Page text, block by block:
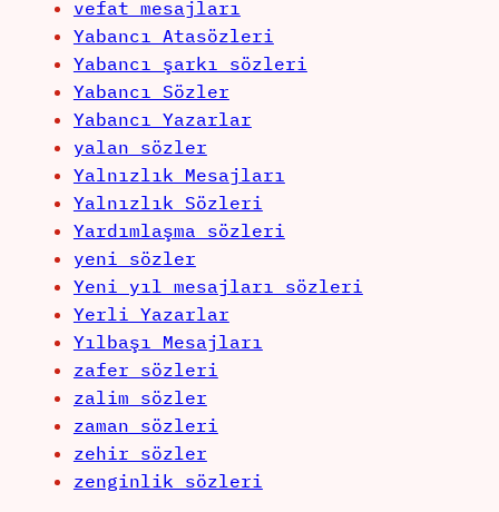
vefat mesajları
Yabancı Atasözleri
Yabancı şarkı sözleri
Yabancı Sözler
Yabancı Yazarlar
yalan sözler
Yalnızlık Mesajları
Yalnızlık Sözleri
Yardımlaşma sözleri
yeni sözler
Yeni yıl mesajları sözleri
Yerli Yazarlar
Yılbaşı Mesajları
zafer sözleri
zalim sözler
zaman sözleri
zehir sözler
zenginlik sözleri